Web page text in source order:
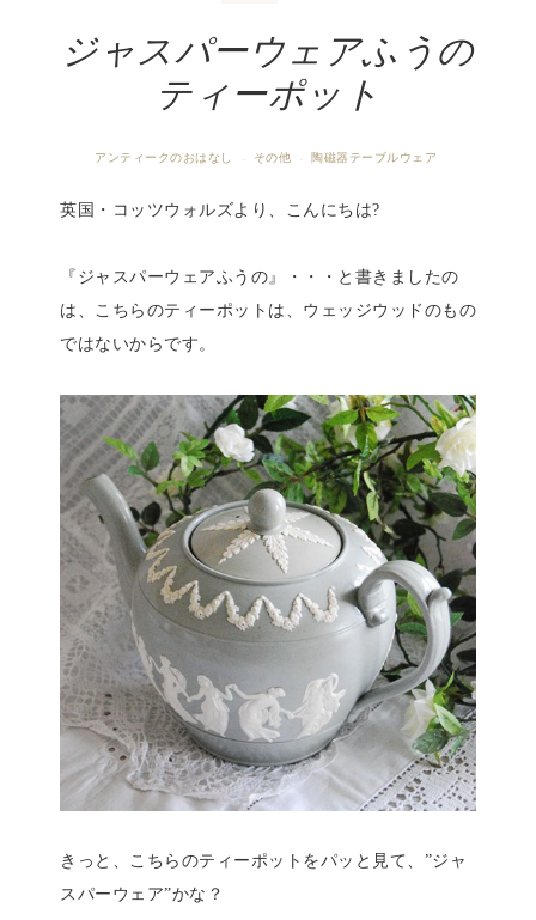
ジャスパーウェアふうの
ティーポット
アンティークのおはなし · その他 · 陶磁器テーブルウェア
英国・コッツウォルズより、こんにちは?
『ジャスパーウェアふうの』・・・と書きましたの
は、こちらのティーポットは、ウェッジウッドのもの
ではないからです。
きっと、こちらのティーポットをパッと見て、”ジャ
スパーウェア”かな？